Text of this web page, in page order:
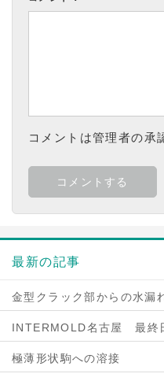
コメントは管理者の承
最新の記事
金型クラック部からの水漏
INTERMOLD名古屋 最終
極薄形状駒への溶接